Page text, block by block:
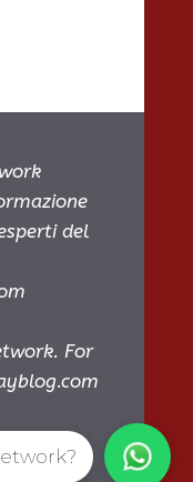
del
For